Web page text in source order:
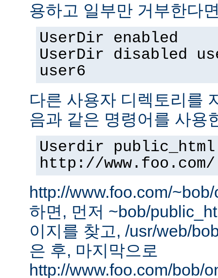
용하고 일부만 거부한다
UserDir enabled
UserDir disabled
user6
다른 사용자 디렉토리를
음과 같은 명령어를 사용
Userdir
http://www.foo.com/
http://www.foo.com/
하면, 먼저 ~bob/
이지를 찾고, /usr/web/
은 후, 마지막으로
http://www.foo.com/bob/